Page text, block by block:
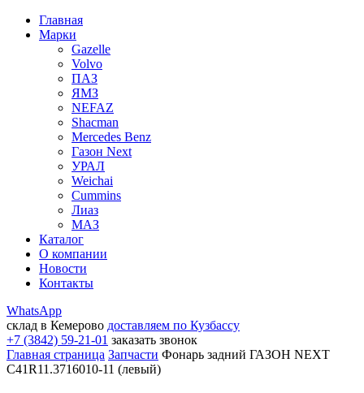
Главная
Марки
Gazelle
Volvo
ПАЗ
ЯМЗ
NEFAZ
Shacman
Mercedes Benz
Газон Next
УРАЛ
Weichai
Cummins
Лиаз
МАЗ
Каталог
О компании
Новости
Контакты
WhatsApp
склад в Кемерово доставляем по Кузбассу
+7 (3842) 59-21-01 заказать звонок
Главная страница Запчасти Фонарь задний ГАЗОН NEXT
C41R11.3716010-11 (левый)